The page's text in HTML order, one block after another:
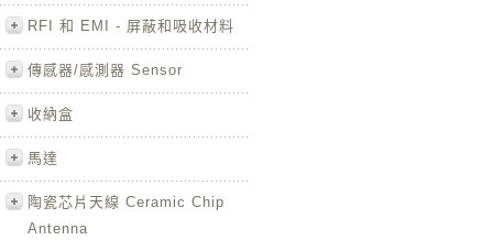
RFI 和 EMI - 屏蔽和吸收材料
傳感器/感測器 Sensor
收納盒
馬達
陶瓷芯片天線 Ceramic Chip
Antenna